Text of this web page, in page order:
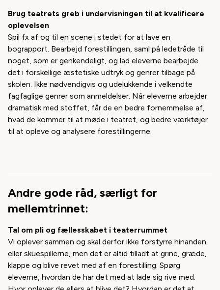
Brug teatrets greb i undervisningen til at kvalificere
oplevelsen
Spil fx af og til en scene i stedet for at lave en
bograpport. Bearbejd forestillingen, saml på ledetråde til
noget, som er genkendeligt, og lad eleverne bearbejde
det i forskellige æstetiske udtryk og genrer tilbage på
skolen. Ikke nødvendigvis og udelukkende i velkendte
fagfaglige genrer som anmeldelser. Når eleverne arbejder
dramatisk med stoffet, får de en bedre fornemmelse af,
hvad de kommer til at møde i teatret, og bedre værktøjer
til at opleve og analysere forestillingerne.
Andre gode råd, særligt for
mellemtrinnet:
Tal om pli og fællesskabet i teaterrummet
Vi oplever sammen og skal derfor ikke forstyrre hinanden
eller skuespillerne, men det er altid tilladt at grine, græde,
klappe og blive revet med af en forestilling. Spørg
eleverne, hvordan de har det med at lade sig rive med.